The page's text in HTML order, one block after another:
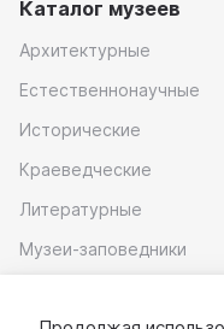
Каталог музеев
Архитектурные
Естественнонаучные
Исторические
Краеведческие
Литературные
Музеи-заповедники